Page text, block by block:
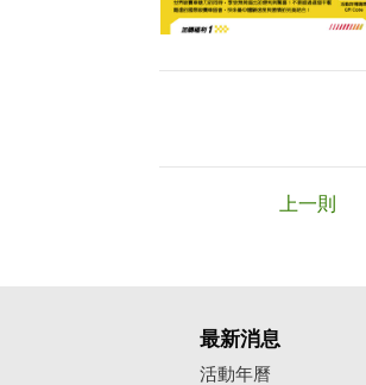
上一則
最新消息
活動年曆